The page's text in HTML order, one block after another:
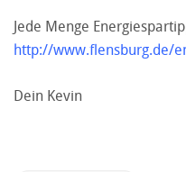
Jede Menge
http://www.flensburg.de/
Dein Kevin